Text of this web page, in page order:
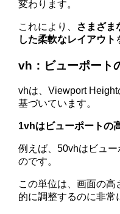
変わります。
これにより、 さまざま
した柔軟なレイアウト
vh：ビューポート
vhは、Viewport
基づいています。
1vhはビューポートの
例えば、50vhはビュ
のです。
この単位は、画面の
的に調整するのに非常